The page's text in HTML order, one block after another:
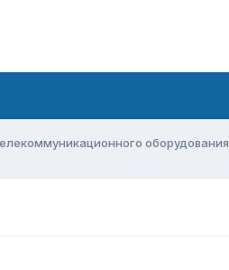
оборудования